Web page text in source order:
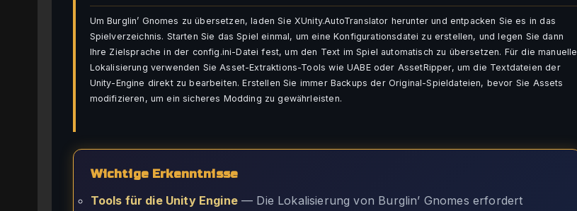
Um Burglin’ Gnomes zu übersetzen, laden Sie XUnity.AutoTranslator herunter und entpacken Sie es in das
Spielverzeichnis. Starten Sie das Spiel einmal, um eine Konfigurationsdatei zu erstellen, und legen Sie dann
Ihre Zielsprache in der config.ini-Datei fest, um den Text im Spiel automatisch zu übersetzen. Für die manuelle
Lokalisierung verwenden Sie Asset-Extraktions-Tools wie UABE oder AssetRipper, um die Textdateien der
Unity-Engine direkt zu bearbeiten. Erstellen Sie immer Backups der Original-Spieldateien, bevor Sie Assets
modifizieren, um ein sicheres Modding zu gewährleisten.
Wichtige Erkenntnisse
Tools für die Unity Engine— Die Lokalisierung von Burglin’ Gnomes erfordert